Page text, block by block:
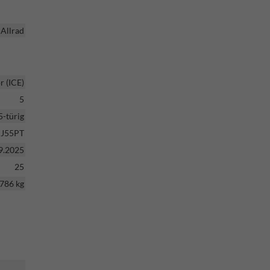
Allrad
(ICE)
5
türig
25
kg